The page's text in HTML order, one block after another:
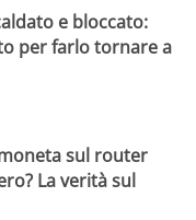
e bloccato:
per farlo tornare a
sul router
La verità sul